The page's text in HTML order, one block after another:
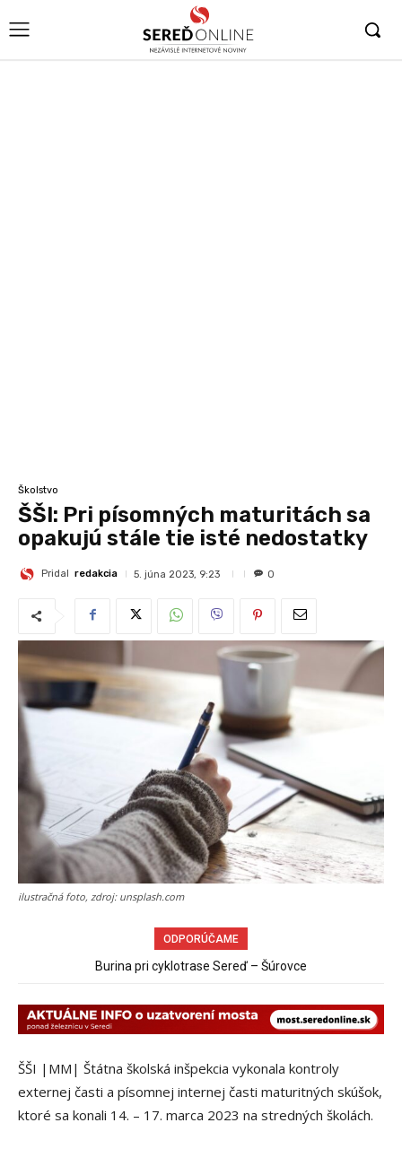
Školstvo
ŠŠI: Pri písomných maturitách sa
opakujú stále tie isté nedostatky
Pridal redakcia 5. júna 2023, 9:23 0
ilustračná foto, zdroj: unsplash.com
ODPORÚČAME
Burina pri cyklotrase Sereď – Šúrovce
Od dnešnej polnoci môžu cez uzatvorený most ponad železnicu
ŠŠI |MM| Štátna školská inšpekcia vykonala kontroly
externej časti a písomnej internej časti maturitných skúšok,
ktoré sa konali 14. – 17. marca 2023 na stredných školách.